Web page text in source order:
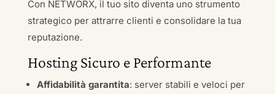
Con NETWORX, il tuo sito diventa uno strumento
strategico per attrarre clienti e consolidare la tua
reputazione.
Hosting Sicuro e Performante
Affidabilità garantita: server stabili e veloci per